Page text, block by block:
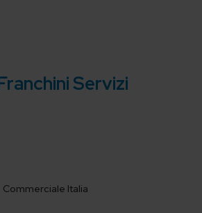
Servizi
Commerciale Italia